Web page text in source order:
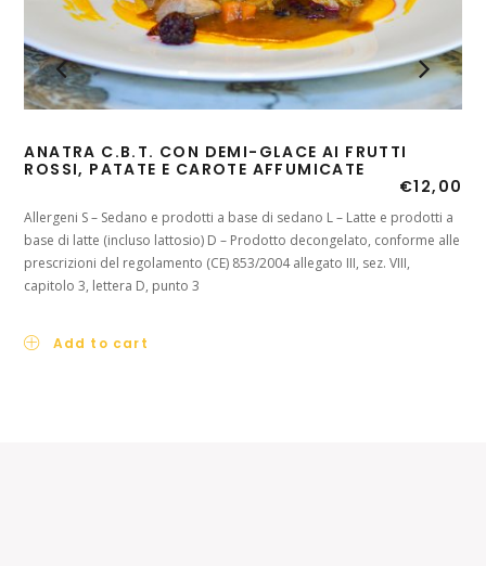
ANATRA C.B.T. CON DEMI-GLACE AI FRUTTI
ROSSI, PATATE E CAROTE AFFUMICATE
€12,00
Allergeni S – Sedano e prodotti a base di sedano L – Latte e prodotti a
base di latte (incluso lattosio) D – Prodotto decongelato, conforme alle
prescrizioni del regolamento (CE) 853/2004 allegato III, sez. VIII,
capitolo 3, lettera D, punto 3
Add to cart